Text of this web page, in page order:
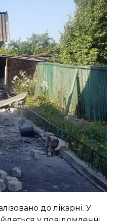
зафіксували
родина з семи людей.
до лікарні. У